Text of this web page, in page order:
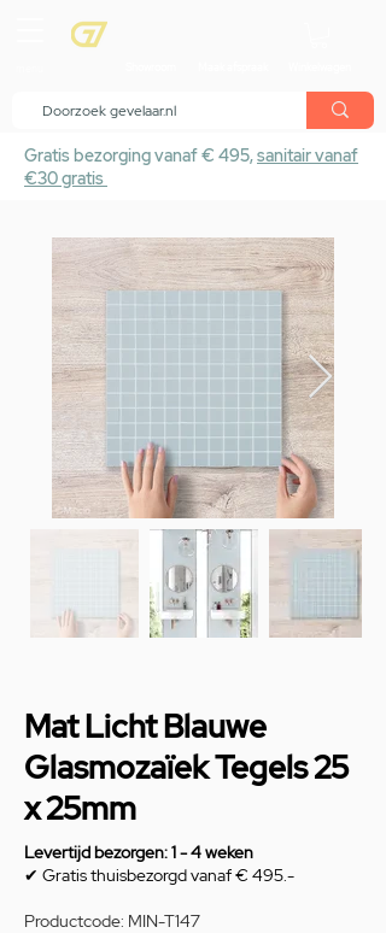
Gratis bezorging vanaf € 495,sanitair vanaf
€30 gratis
Mat Licht Blauwe
Glasmozaïek Tegels 25
x 25mm
Levertijd bezorgen: 1 - 4 weken
✔ Gratis thuisbezorgd vanaf € 495.-
Productcode: MIN-T147